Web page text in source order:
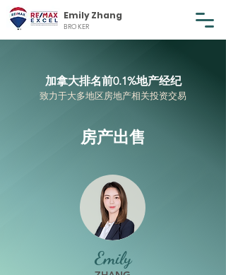
Emily Zhang
BROKER
加拿大排名前0.1%地产经纪
致力于大多地区房地产相关投资交易
房产出售
Emily